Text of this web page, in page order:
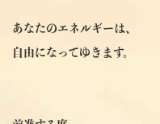
あなたのエネルギーは、
自由になってゆきます。